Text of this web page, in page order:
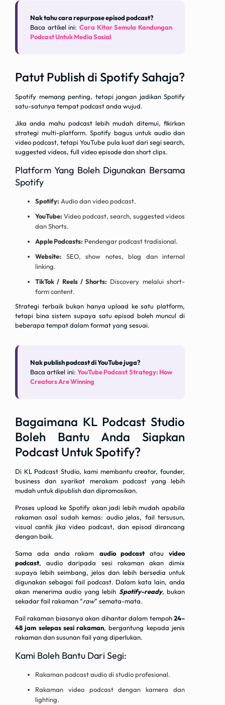
Nak tahu cara repurpose episod podcast?
Baca artikel ini: Cara Kitar Semula Kandungan
Podcast Untuk Media Sosial
Patut Publish di Spotify Sahaja?
Spotify memang penting, tetapi jangan jadikan Spotify
satu-satunya tempat podcast anda wujud.
Jika anda mahu podcast lebih mudah ditemui, fikirkan
strategi multi-platform. Spotify bagus untuk audio dan
video podcast, tetapi YouTube pula kuat dari segi search,
suggested videos, full video episode dan short clips.
Platform Yang Boleh Digunakan Bersama
Spotify
Spotify: Audio dan video podcast.
YouTube: Video podcast, search, suggested videos
dan Shorts.
Apple Podcasts: Pendengar podcast tradisional.
Website: SEO, show notes, blog dan internal
linking.
TikTok / Reels / Shorts: Discovery melalui short-
form content.
Strategi terbaik bukan hanya upload ke satu platform,
tetapi bina sistem supaya satu episod boleh muncul di
beberapa tempat dalam format yang sesuai.
Nak publish podcast di YouTube juga?
Baca artikel ini: YouTube Podcast Strategy: How
Creators Are Winning
Bagaimana KL Podcast Studio
Boleh Bantu Anda Siapkan
Podcast Untuk Spotify?
Di KL Podcast Studio, kami membantu creator, founder,
business dan syarikat merakam podcast yang lebih
mudah untuk dipublish dan dipromosikan.
Proses upload ke Spotify akan jadi lebih mudah apabila
rakaman asal sudah kemas: audio jelas, fail tersusun,
visual cantik jika video podcast, dan episod dirancang
dengan baik.
Sama ada anda rakam audio podcastatauvideo
podcast, audio daripada sesi rakaman akan dimix
supaya lebih seimbang, jelas dan lebih bersedia untuk
digunakan sebagai fail podcast. Dalam kata lain, anda
akan menerima audio yang lebih Spotify-ready, bukan
sekadar fail rakaman “raw” semata-mata.
Fail rakaman biasanya akan dihantar dalam tempoh24–
48 jam selepas sesi rakaman, bergantung kepada jenis
rakaman dan susunan fail yang diperlukan.
Kami Boleh Bantu Dari Segi:
Rakaman podcast audio di studio profesional.
Rakaman video podcast dengan kamera dan
lighting.